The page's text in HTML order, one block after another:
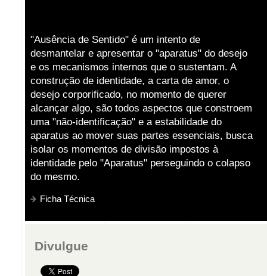
"Ausência de Sentido" é um intento de
desmantelar e apresentar o "aparatus" do desejo
e os mecanismos internos que o sustentam. A
construção de identidade, a carta de amor, o
desejo corporificado, no momento de querer
alcançar algo, são todos aspectos que constroem
uma "não-identificação" e a estabilidade do
aparatus ao mover suas partes essenciais, busca
isolar os momentos de divisão impostos à
identidade pelo "Aparatus" perseguindo o colapso
do mesmo.
Ficha Técnica
Divulgue